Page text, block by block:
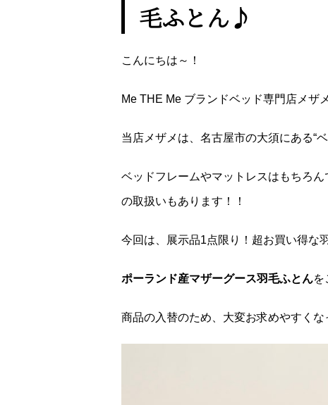
毛ふとん♪
こんにちは～！
Me THE Me ブランドベッド専門店メザ
当店メザメは、名古屋市の大須にある“ベ
ベッドフレームやマットレスはもちろ
の取扱いもあります！！
今回は、展示品1点限り！超お買い得な
ポーランド産マザーグース羽毛ふとんを
商品の入替のため、大変お求めやすく